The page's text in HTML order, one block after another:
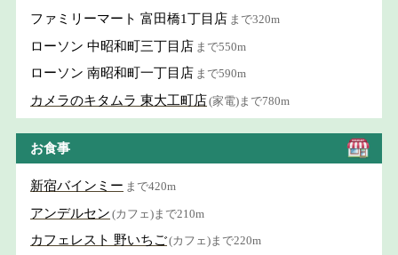
ファミリーマート 富田橋1丁目店 まで320m
ローソン 中昭和町三丁目店 まで550m
ローソン 南昭和町一丁目店 まで590m
カメラのキタムラ 東大工町店(家電)まで780m
お食事
新宿バインミー まで420m
アンデルセン (カフェ)まで210m
カフェレスト 野いちご(カフェ)まで220m